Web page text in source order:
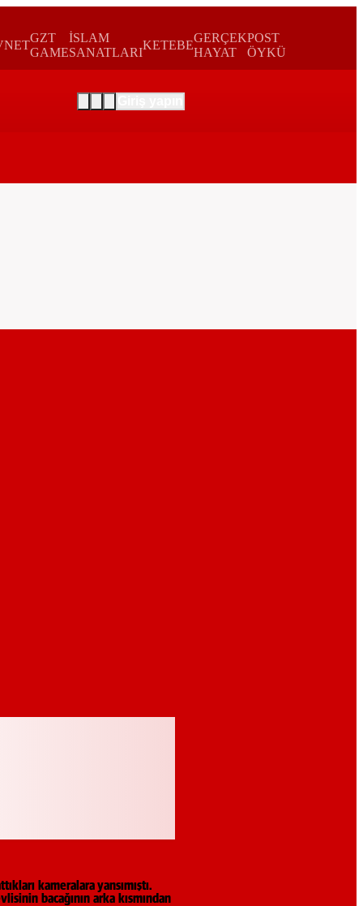
GZT
GAME
İSLAM
SANATLARI
KETEBE
GERÇEK
HAYAT
POST
ÖYKÜ
kameralara yansımıştı.
bacağının arka kısmından